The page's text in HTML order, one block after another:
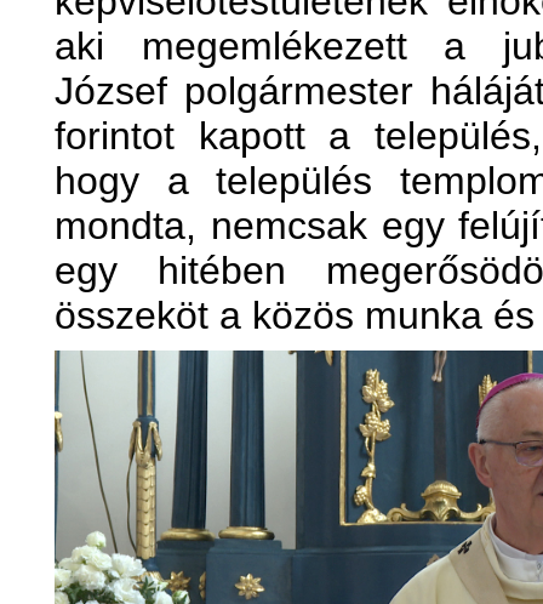
aki megemlékezett a
József polgármester
forintot kapott a
hogy a település
mondta, nemcsak egy
egy hitében
összeköt a közös munka